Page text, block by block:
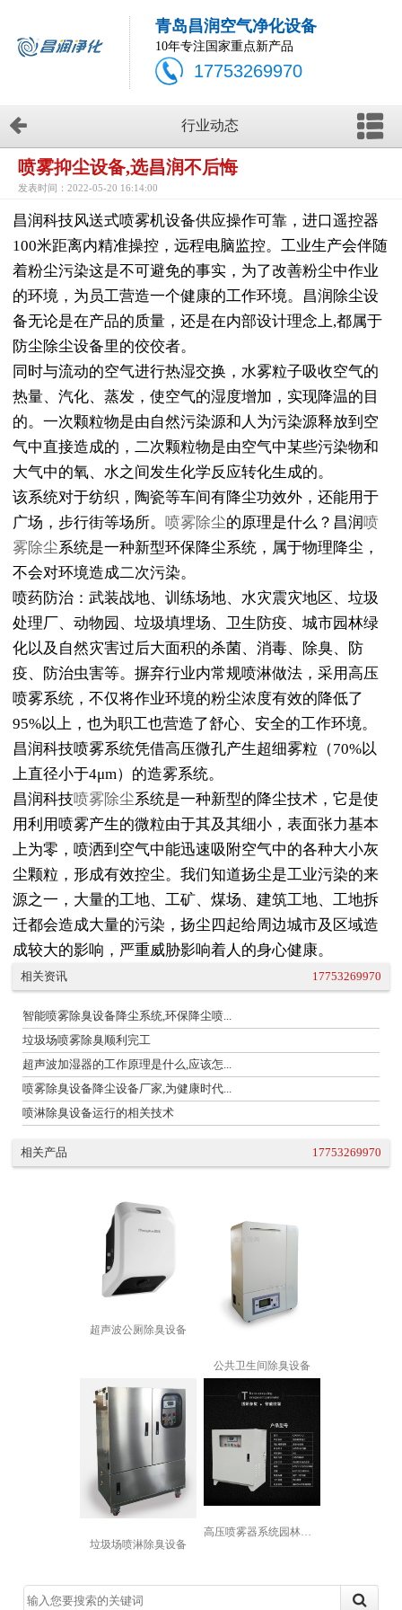
青岛昌润空气净化设备
10年专注国家重点新产品
17753269970
行业动态
喷雾抑尘设备,选昌润不后悔
发表时间：2022-05-20 16:14:00
昌润科技风送式喷雾机设备供应操作可靠，进口遥控器
100米距离内精准操控，远程电脑监控。工业生产会伴随
着粉尘污染这是不可避免的事实，为了改善粉尘中作业
的环境，为员工营造一个健康的工作环境。昌润除尘设
备无论是在产品的质量，还是在内部设计理念上,都属于
防尘除尘设备里的佼佼者。
同时与流动的空气进行热湿交换，水雾粒子吸收空气的
热量、汽化、蒸发，使空气的湿度增加，实现降温的目
的。一次颗粒物是由自然污染源和人为污染源释放到空
气中直接造成的，二次颗粒物是由空气中某些污染物和
大气中的氧、水之间发生化学反应转化生成的。
该系统对于纺织，陶瓷等车间有降尘功效外，还能用于
广场，步行街等场所。 喷雾除尘的原理是什么？昌润喷
雾除尘系统是一种新型环保降尘系统，属于物理降尘，
不会对环境造成二次污染。
喷药防治：武装战地、训练场地、水灾震灾地区、垃圾
处理厂、动物园、垃圾填埋场、卫生防疫、城市园林绿
化以及自然灾害过后大面积的杀菌、消毒、除臭、防
疫、防治虫害等。摒弃行业内常规喷淋做法，采用高压
喷雾系统，不仅将作业环境的粉尘浓度有效的降低了
95%以上，也为职工也营造了舒心、安全的工作环境。
昌润科技喷雾系统凭借高压微孔产生超细雾粒（70%以
上直径小于4μm）的造雾系统。
昌润科技喷雾除尘系统是一种新型的降尘技术，它是使
用利用喷雾产生的微粒由于其及其细小，表面张力基本
上为零，喷洒到空气中能迅速吸附空气中的各种大小灰
尘颗粒，形成有效控尘。我们知道扬尘是工业污染的来
源之一，大量的工地、工矿、煤场、建筑工地、工地拆
迁都会造成大量的污染，扬尘四起给周边城市及区域造
成较大的影响，严重威胁影响着人的身心健康。
相关资讯 17753269970
智能喷雾除臭设备降尘系统,环保降尘喷...
垃圾场喷雾除臭顺利完工
超声波加湿器的工作原理是什么,应该怎...
喷雾除臭设备降尘设备厂家,为健康时代...
喷淋除臭设备运行的相关技术
相关产品 17753269970
超声波公厕除臭设备
公共卫生间除臭设备
垃圾场喷淋除臭设备
高压喷雾器系统园林景观造雾冷雾森降温...